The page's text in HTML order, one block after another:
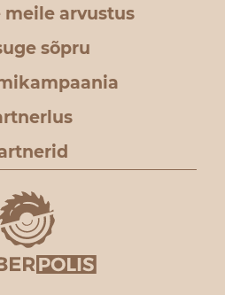
arvustus
sõpru